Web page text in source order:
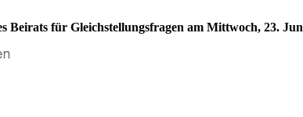
Beirats für Gleichstellungsfragen am Mittwoch, 23.